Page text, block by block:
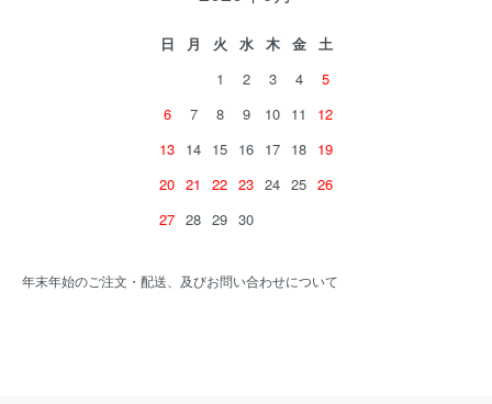
日 月 火 水 木 金
土
1
2 3 4
5
6
7 8 9 10 11
12
13 14 15 16 17 18 19
20 21 22 23 24 25 26
27 28 29 30
年末年始のご注文・配送、及びお問い合わせについて